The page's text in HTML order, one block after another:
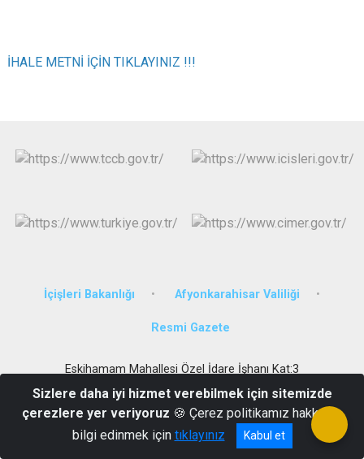
Evciler
İHALE METNİ İÇİN TIKLAYINIZ !!!
İçişleri Bakanlığı Afyonkarahisar Valiliği
Resmi Gazete
Eskihamam Mahallesi Özel İdare İşhanı Kat:3
İscehisar/AFYONKARAHİSAR
0272 341 2313
Sizlere daha iyi hizmet verebilmek için sitemizde
çerezlere yer veriyoruz 🍪 Çerez politikamız hakkında
bilgi edinmek için tıklayınız Kabul et